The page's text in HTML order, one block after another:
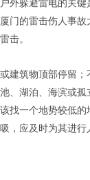
外躲避雷电的关
门的雷击伤人事
击。
建筑物顶部停留
、湖泊、海滨或孤
找一个地势较低
，应及时为其进行